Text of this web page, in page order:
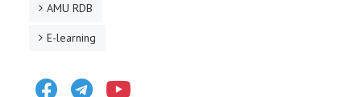
AMU RDB
E-learning
FacebookTelegram